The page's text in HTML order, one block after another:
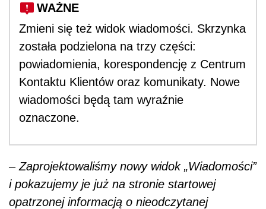
WAŻNE
Zmieni się też widok wiadomości. Skrzynka
została podzielona na trzy części:
powiadomienia, korespondencję z Centrum
Kontaktu Klientów oraz komunikaty. Nowe
wiadomości będą tam wyraźnie
oznaczone.
– Zaprojektowaliśmy nowy widok „Wiadomości”
i pokazujemy je już na stronie startowej
opatrzonej informacją o nieodczytanej